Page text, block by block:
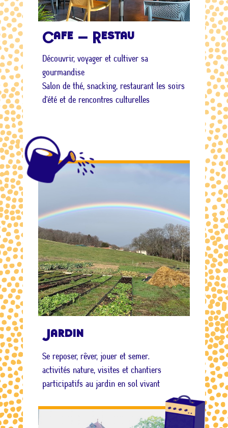
Café – Restau
Découvrir, voyager et cultiver sa
gourmandise
Salon de thé, snacking, restaurant les soirs
d’été et de rencontres culturelles
Jardin
Se reposer, rêver, jouer et semer.
activités nature, visites et chantiers
participatifs au jardin en sol vivant